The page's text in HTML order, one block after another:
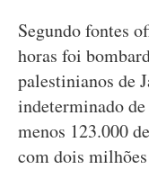
Segundo fontes
horas foi
palestinianos de
indeterminado
menos 123.000
com dois